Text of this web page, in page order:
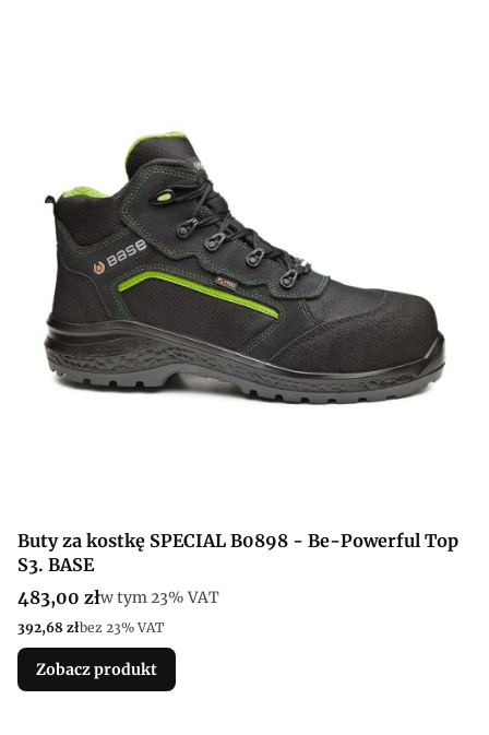
Buty za kostkę SPECIAL B0898 - Be-Powerful Top
S3. BASE
Cena brutto
483,00 złw tym %s VAT
w tym23% VAT
Cena netto
392,68 złbez 23% VAT
Zobacz produkt